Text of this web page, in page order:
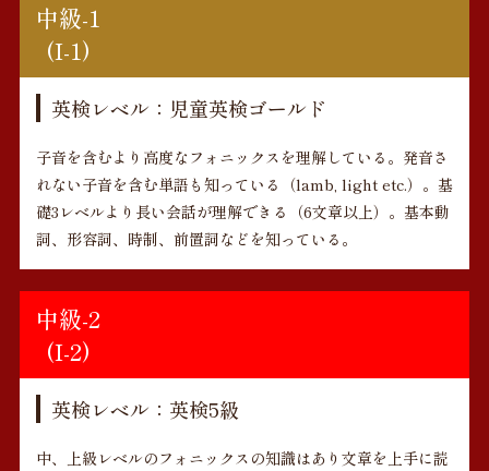
中級-1
(I-1)
英検レベル：児童英検ゴールド
子音を含むより高度なフォニックスを理解している。発音さ
れない子音を含む単語も知っている（lamb, light etc.）。基
礎3レベルより長い会話が理解できる（6文章以上）。基本動
詞、形容詞、時制、前置詞などを知っている。
中級-2
(I-2)
英検レベル：英検5級
中、上級レベルのフォニックスの知識はあり文章を上手に読